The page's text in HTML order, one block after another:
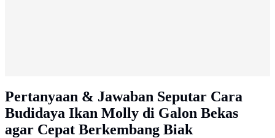
Pertanyaan & Jawaban Seputar Cara
Budidaya Ikan Molly di Galon Bekas
agar Cepat Berkembang Biak